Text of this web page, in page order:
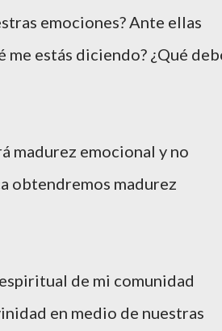
emociones? Ante ellas
me estás diciendo? ¿Qué
madurez emocional y no
obtendremos madurez
de mi comunidad
en medio de nuestras